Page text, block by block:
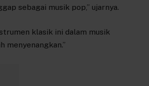
sebagai musik pop,” ujarnya.
klasik ini dalam musik
menyenangkan.”